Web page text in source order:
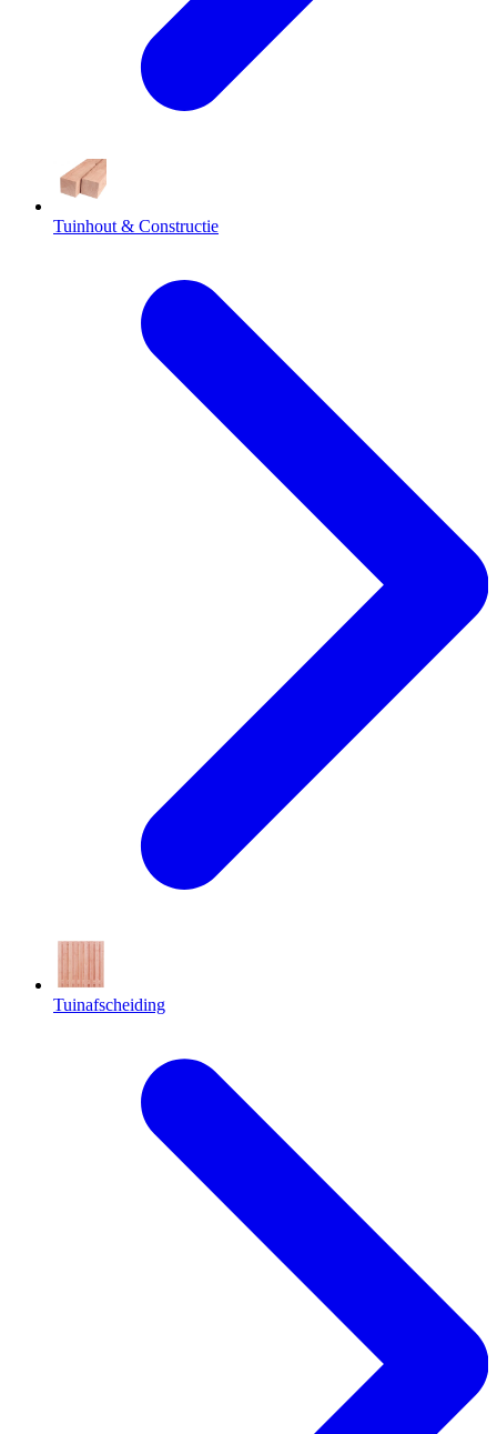
Tuinhout & Constructie
Tuinafscheiding